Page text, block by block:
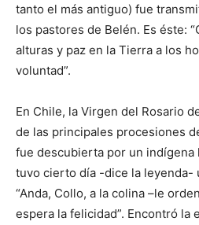
tanto el más antiguo) fue
los pastores de Belén. Es éste:
alturas y paz en la Tierra a los
voluntad”.
En Chile, la Virgen del Rosario
de las principales procesiones
fue descubierta por un indígena
tuvo cierto día -dice la leyenda-
“Anda, Collo, a la colina –le
espera la felicidad”. Encontró la